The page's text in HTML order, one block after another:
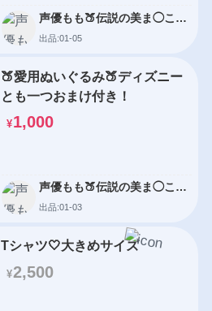
声優もも🍑伝説の美ま◯こ復
活
出品:01-05
🍑愛用ぬいぐるみ🍑ディズニー
とも一つおまけ付き！
¥1,000
声優もも🍑伝説の美ま◯こ復
活
出品:01-03
Tシャツ🤍大きめサイズ
¥2,500